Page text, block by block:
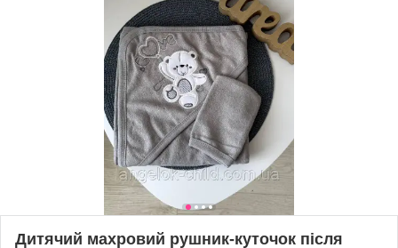
Дитячий махровий рушник-куточок після